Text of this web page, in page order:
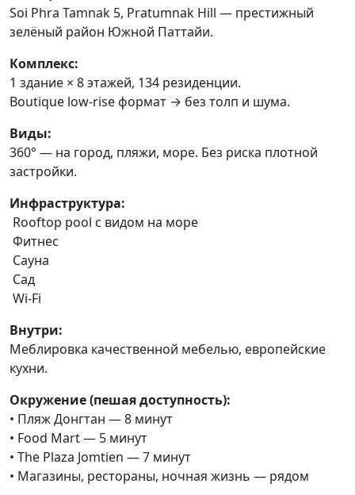
Soi Phra Tamnak 5, Pratumnak Hill — престижный
зелёный район Южной Паттайи.
Комплекс:
1 здание × 8 этажей, 134 резиденции.
Boutique low-rise формат → без толп и шума.
Виды:
360° — на город, пляжи, море. Без риска плотной
застройки.
Инфраструктура:
Rooftop pool с видом на море
Фитнес
Сауна
Сад
Wi-Fi
Внутри:
Меблировка качественной мебелью, европейские
кухни.
Окружение (пешая доступность):
• Пляж Донгтан — 8 минут
• Food Mart — 5 минут
• The Plaza Jomtien — 7 минут
• Магазины, рестораны, ночная жизнь — рядом